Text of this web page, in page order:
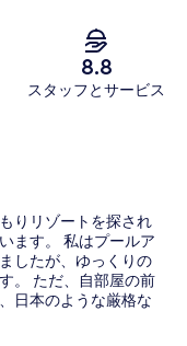
8.8
スタッフとサービス
りリゾートを探され
ます。 私はプールア
したが、ゆっくりの
。 ただ、自部屋の前
日本のような厳格な